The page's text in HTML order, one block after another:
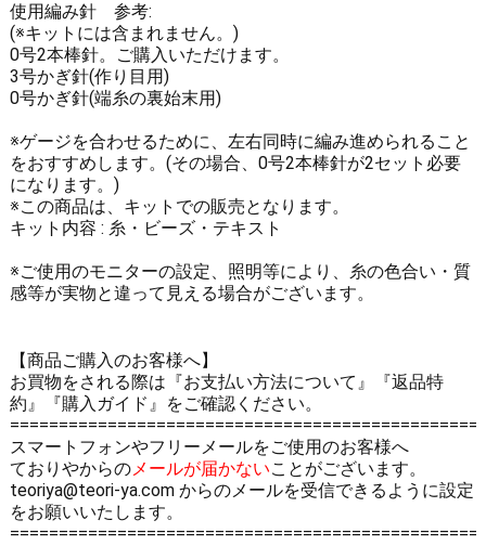
使用編み針 参考:
(※キットには含まれません。)
0号2本棒針。
ご購入いただけます。
3号かぎ針(作り目用)
0号かぎ針(端糸の裏始末用)
※ゲージを合わせるために、左右同時に編み進められること
をおすすめします。(その場合、0号2本棒針が2セット必要
になります。)
※この商品は、キットでの販売となります。
キット内容 : 糸・ビーズ・テキスト
※ご使用のモニターの設定、照明等により、糸の色合い・質
感等が実物と違って見える場合がございます。
【商品ご購入のお客様へ】
お買物をされる際は 『お支払い方法について』
『返品特
約』
『購入ガイド』 をご確認ください。
スマートフォンやフリーメールをご使用のお客様へ
ておりやからのメールが届かないことがございます。
teoriya@teori-ya.com からのメールを受信できるように設定
をお願いいたします。